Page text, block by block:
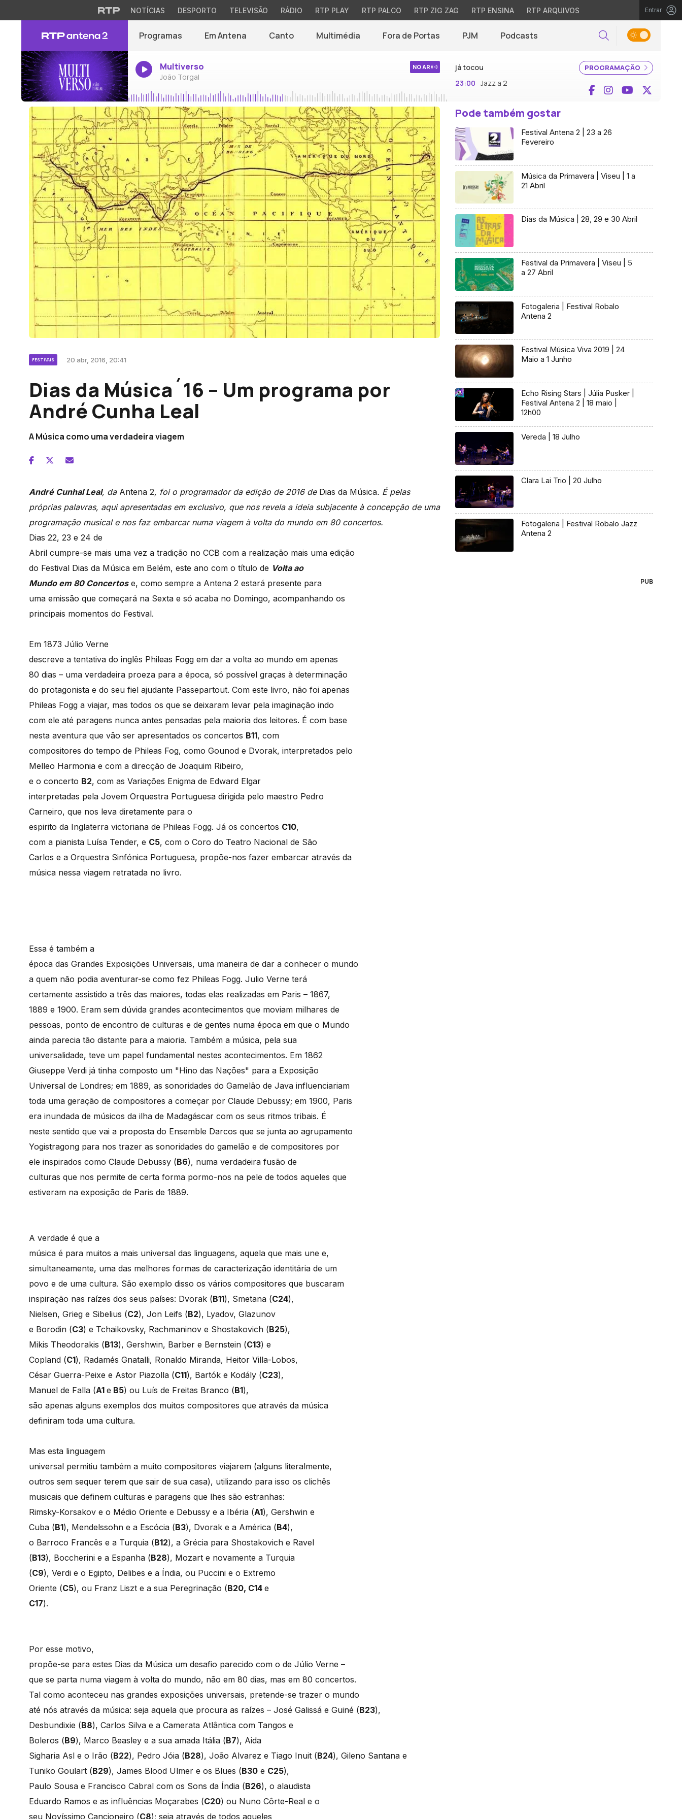
NOTÍCIAS DESPORTO TELEVISÃO RÁDIO RTP PLAY RTP PALCO RTP ZIG ZAG RTP ENSINA RTP ARQUIVOS Entrar
Programas Em Antena Canto Multimédia Fora de Portas PJM Podcasts Pesquisar
Multiverso
João Torgal
NO AR PROGRAMAÇÃO
já tocou
23:00 Jazz a 2 Facebook
InstagramYouTube
FESTIVAIS 20 abr, 2016, 20:41
Dias da Música´16 – Um programa por
André Cunha Leal
A Música como uma verdadeira viagem
André Cunhal Leal, da Antena 2, foi o programador da edição de 2016 de Dias da Música. É pelas
próprias palavras, aqui apresentadas em exclusivo, que nos revela a ideia subjacente à concepção de uma
programação musical e nos faz embarcar numa viagem à volta do mundo em 80 concertos.
Dias 22, 23 e 24 de
Abril cumpre-se mais uma vez a tradição no CCB com a realização mais uma edição
do Festival Dias da Música em Belém, este ano com o título de Volta ao
Mundo em 80 Concertose, como sempre a Antena 2 estará presente para
uma emissão que começará na Sexta e só acaba no Domingo, acompanhando os
principais momentos do Festival.
Em 1873 Júlio Verne
descreve a tentativa do inglês Phileas Fogg em dar a volta ao mundo em apenas
80 dias – uma verdadeira proeza para a época, só possível graças à determinação
do protagonista e do seu fiel ajudante Passepartout. Com este livro, não foi apenas
Phileas Fogg a viajar, mas todos os que se deixaram levar pela imaginação indo
com ele até paragens nunca antes pensadas pela maioria dos leitores. É com base
nesta aventura que vão ser apresentados os concertos B11, com
compositores do tempo de Phileas Fog, como Gounod e Dvorak, interpretados pelo
Melleo Harmonia e com a direcção de Joaquim Ribeiro,
e o concerto B2, com as Variações Enigma de Edward Elgar
interpretadas pela Jovem Orquestra Portuguesa dirigida pelo maestro Pedro
Carneiro, que nos leva diretamente para o
espirito da Inglaterra victoriana de Phileas Fogg. Já os concertos C10,
com a pianista Luísa Tender, e C5, com o Coro do Teatro Nacional de São
Carlos e a Orquestra Sinfónica Portuguesa, propõe-nos fazer embarcar através da
música nessa viagem retratada no livro.
Essa é também a
época das Grandes Exposições Universais, uma maneira de dar a conhecer o mundo
a quem não podia aventurar-se como fez Phileas Fogg. Julio Verne terá
certamente assistido a três das maiores, todas elas realizadas em Paris – 1867,
1889 e 1900. Eram sem dúvida grandes acontecimentos que moviam milhares de
pessoas, ponto de encontro de culturas e de gentes numa época em que o Mundo
ainda parecia tão distante para a maioria. Também a música, pela sua
universalidade, teve um papel fundamental nestes acontecimentos. Em 1862
Giuseppe Verdi já tinha composto um "Hino das Nações" para a Exposição
Universal de Londres; em 1889, as sonoridades do Gamelão de Java influenciariam
toda uma geração de compositores a começar por Claude Debussy; em 1900, Paris
era inundada de músicos da ilha de Madagáscar com os seus ritmos tribais. É
neste sentido que vai a proposta do Ensemble Darcos que se junta ao agrupamento
Yogistragong para nos trazer as sonoridades do gamelão e de compositores por
ele inspirados como Claude Debussy (B6), numa verdadeira fusão de
culturas que nos permite de certa forma pormo-nos na pele de todos aqueles que
estiveram na exposição de Paris de 1889.
A verdade é que a
música é para muitos a mais universal das linguagens, aquela que mais une e,
simultaneamente, uma das melhores formas de caracterização identitária de um
povo e de uma cultura. São exemplo disso os vários compositores que buscaram
inspiração nas raízes dos seus países: Dvorak (B11), Smetana (C24),
Nielsen, Grieg e Sibelius (C2), Jon Leifs (B2), Lyadov, Glazunov
e Borodin (C3) e Tchaikovsky, Rachmaninov e Shostakovich (B25),
Mikis Theodorakis (B13), Gershwin, Barber e Bernstein (C13) e
Copland (C1), Radamés Gnatalli, Ronaldo Miranda, Heitor Villa-Lobos,
César Guerra-Peixe e Astor Piazolla (C11), Bartók e Kodály (C23),
Manuel de Falla (A1 e B5) ou Luís de Freitas Branco (B1),
são apenas alguns exemplos dos muitos compositores que através da música
definiram toda uma cultura.
Mas esta linguagem
universal permitiu também a muito compositores viajarem (alguns literalmente,
outros sem sequer terem que sair de sua casa), utilizando para isso os clichês
musicais que definem culturas e paragens que lhes são estranhas:
Rimsky-Korsakov e o Médio Oriente e Debussy e a Ibéria (A1), Gershwin e
Cuba (B1), Mendelssohn e a Escócia (B3), Dvorak e a América (B4),
o Barroco Francês e a Turquia (B12), a Grécia para Shostakovich e Ravel
(B13), Boccherini e a Espanha (B28), Mozart e novamente a Turquia
(C9), Verdi e o Egipto, Delibes e a Índia, ou Puccini e o Extremo
Oriente (C5), ou Franz Liszt e a sua Peregrinação (B20, C14 e
C17).
Por esse motivo,
propõe-se para estes Dias da Música um desafio parecido com o de Júlio Verne –
que se parta numa viagem à volta do mundo, não em 80 dias, mas em 80 concertos.
Tal como aconteceu nas grandes exposições universais, pretende-se trazer o mundo
até nós através da música: seja aquela que procura as raízes – José Galissá e Guiné (B23),
Desbundixie (B8), Carlos Silva e a Camerata Atlântica com Tangos e
Boleros (B9), Marco Beasley e a sua amada Itália (B7), Aida
Sigharia Asl e o Irão (B22), Pedro Jóia (B28), João Alvarez e Tiago Inuit (B24), Gileno Santana e
Tuniko Goulart (B29), James Blood Ulmer e os Blues (B30 e C25),
Paulo Sousa e Francisco Cabral com os Sons da Índia (B26), o alaudista
Eduardo Ramos e as influências Moçarabes (C20) ou Nuno Côrte-Real e o
seu Novíssimo Cancioneiro (C8); seja através de todos aqueles
Pode também gostar
Festival Antena 2 | 23 a 26
Fevereiro
Música da Primavera | Viseu | 1 a
21 Abril
Dias da Música | 28, 29 e 30 Abril
Festival da Primavera | Viseu | 5
a 27 Abril
Fotogaleria | Festival Robalo
Antena 2
Festival Música Viva 2019 | 24
Maio a 1 Junho
Echo Rising Stars | Júlia Pusker |
Festival Antena 2 | 18 maio |
12h00
Vereda | 18 Julho
Clara Lai Trio | 20 Julho
Fotogaleria | Festival Robalo Jazz
Antena 2
PUB